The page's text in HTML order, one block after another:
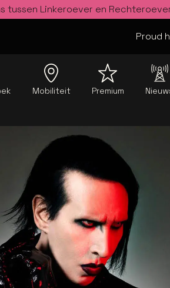
tussen Linkeroever en
Proud
Mobiliteit Premium